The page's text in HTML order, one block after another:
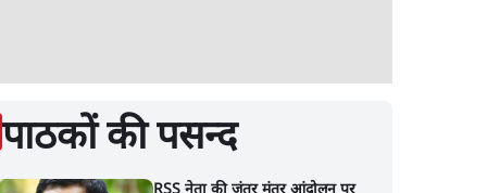
पाठकों की पसन्द